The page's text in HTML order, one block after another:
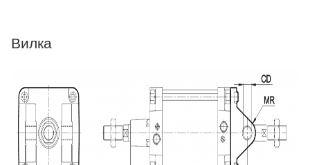
Вилка